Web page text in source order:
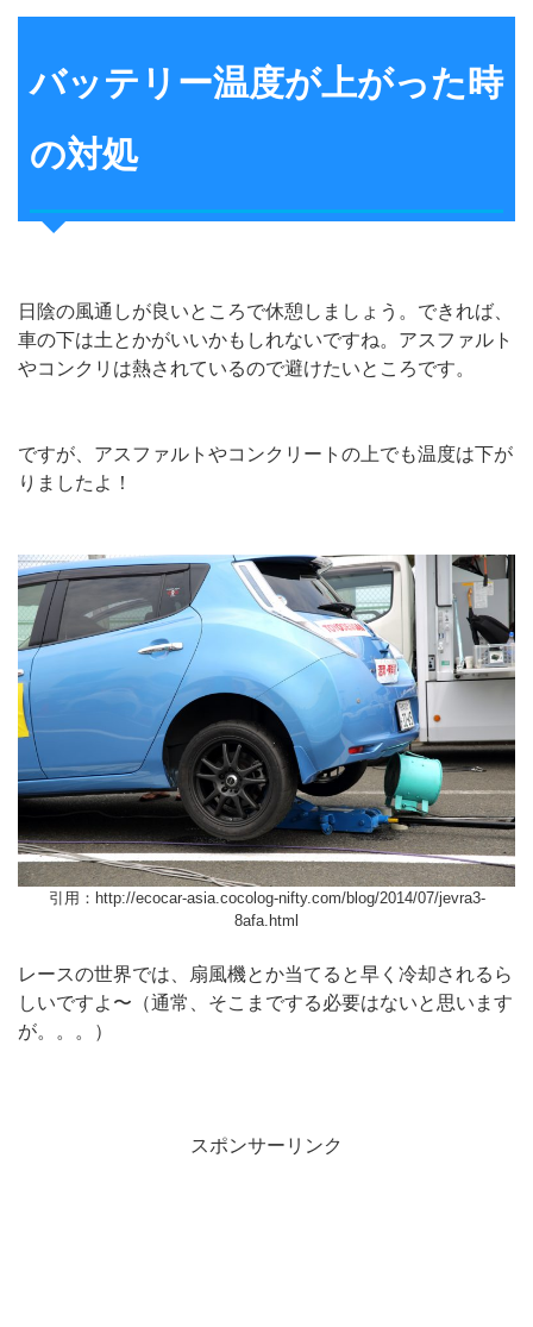
バッテリー温度が上がった時
の対処
日陰の風通しが良いところで休憩しましょう。できれば、
車の下は土とかがいいかもしれないですね。アスファルト
やコンクリは熱されているので避けたいところです。
ですが、アスファルトやコンクリートの上でも温度は下が
りましたよ！
引用：http://ecocar-asia.cocolog-nifty.com/blog/2014/07/jevra3-
8afa.html
レースの世界では、扇風機とか当てると早く冷却されるら
しいですよ〜（通常、そこまでする必要はないと思います
が。。。）
スポンサーリンク